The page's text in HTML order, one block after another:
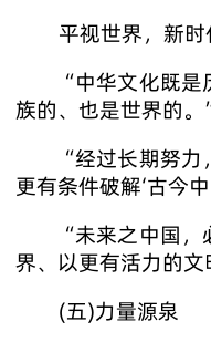
平视世界，新
“中华文化既
族的、也是世界的。
“经过长期努
更有条件破解‘古今中
“未来之中国
界、以更有活力的
(五)力量源泉